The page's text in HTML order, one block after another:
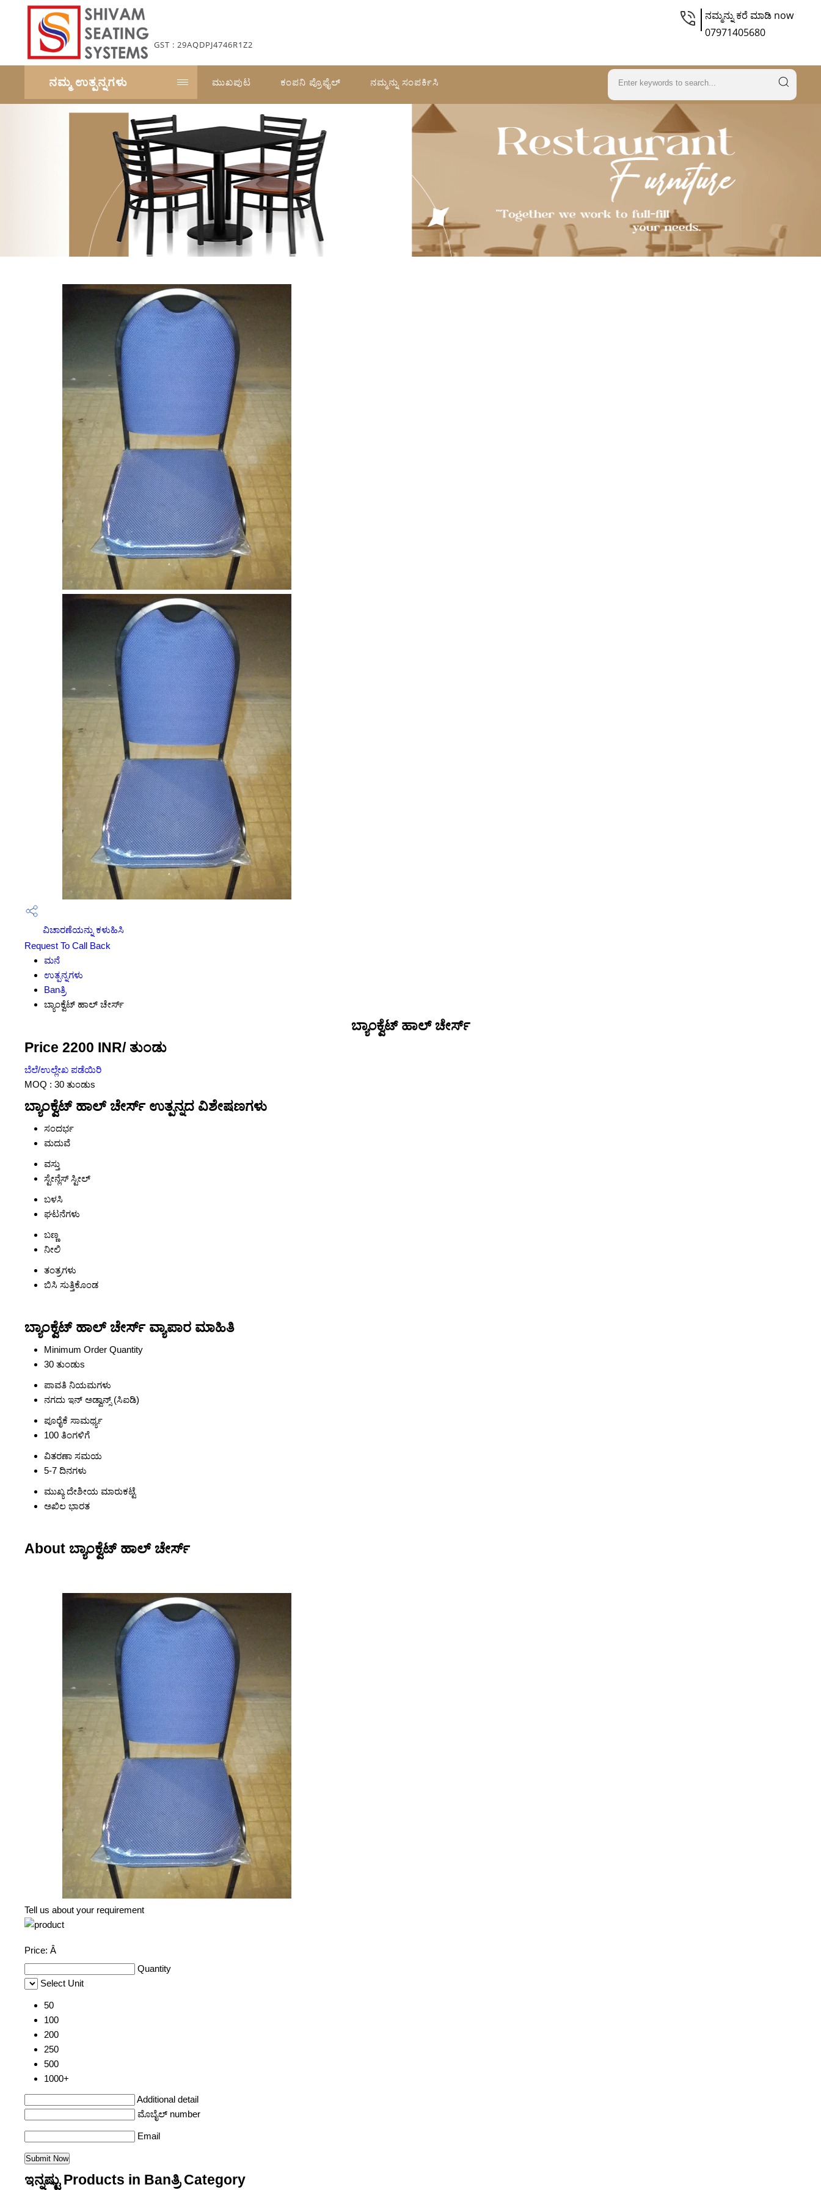
GST : 29AQDPJ4746R1Z2
ನಮ್ಮನ್ನು ಕರೆ ಮಾಡಿ now
07971405680
ನಮ್ಮ ಉತ್ಪನ್ನಗಳು ಮುಖಪುಟ ಕಂಪನಿ ಪ್ರೊಫೈಲ್ ನಮ್ಮನ್ನು ಸಂಪರ್ಕಿಸಿ
ವಿಚಾರಣೆಯನ್ನು ಕಳುಹಿಸಿ
Request To Call Back
ಮನೆ
ಉತ್ಪನ್ನಗಳು
Banತ್ರಿ
ಬ್ಯಾಂಕ್ವೆಟ್ ಹಾಲ್ ಚೇರ್ಸ್
ಬ್ಯಾಂಕ್ವೆಟ್ ಹಾಲ್ ಚೇರ್ಸ್
Price 2200 INR/ ತುಂಡು
ಬೆಲೆ/ಉಲ್ಲೇಖ ಪಡೆಯಿರಿ
MOQ : 30 ತುಂಡುs
ಬ್ಯಾಂಕ್ವೆಟ್ ಹಾಲ್ ಚೇರ್ಸ್ ಉತ್ಪನ್ನದ ವಿಶೇಷಣಗಳು
ಸಂದರ್ಭ
ಮದುವೆ
ವಸ್ತು
ಸ್ಟೇನ್ಲೆಸ್ ಸ್ಟೀಲ್
ಬಳಸಿ
ಘಟನೆಗಳು
ಬಣ್ಣ
ನೀಲಿ
ತಂತ್ರಗಳು
ಬಿಸಿ ಸುತ್ತಿಕೊಂಡ
ಬ್ಯಾಂಕ್ವೆಟ್ ಹಾಲ್ ಚೇರ್ಸ್ ವ್ಯಾಪಾರ ಮಾಹಿತಿ
Minimum Order Quantity
30 ತುಂಡುs
ಪಾವತಿ ನಿಯಮಗಳು
ನಗದು ಇನ್ ಅಡ್ವಾನ್ಸ್ (ಸಿಐಡಿ)
ಪೂರೈಕೆ ಸಾಮರ್ಥ್ಯ
100 ತಿಂಗಳಿಗೆ
ವಿತರಣಾ ಸಮಯ
5-7 ದಿನಗಳು
ಮುಖ್ಯ ದೇಶೀಯ ಮಾರುಕಟ್ಟೆ
ಅಖಿಲ ಭಾರತ
About ಬ್ಯಾಂಕ್ವೆಟ್ ಹಾಲ್ ಚೇರ್ಸ್
Tell us about your requirement
Price: Â
Quantity
Select Unit
50
100
200
250
500
1000+
Additional detail
ಮೊಬೈಲ್ number
Email
ಇನ್ನಷ್ಟು Products in Banತ್ರಿ Category